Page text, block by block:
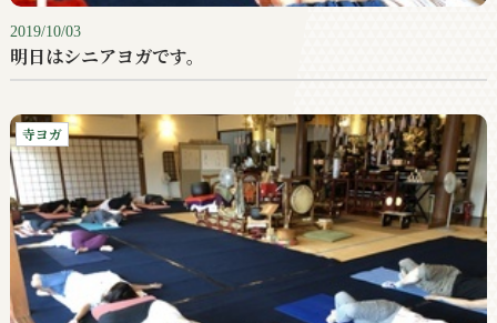
2019/10/03
明日はシニアヨガです。
寺ヨガ